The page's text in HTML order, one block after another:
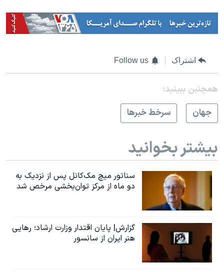
اشتراک Follow us
همچنبن ببینید:
جهان
سرخط خبرها
بیشتر بخوانید
سناتور میچ مک‌کانل پس از نزدیک به
دو ماه از مرکز توان‌بخشی مرخص شد
گزارش| پایان اقتدار وزارت ارشاد؛ رهایی
هنر ایران از سانسور